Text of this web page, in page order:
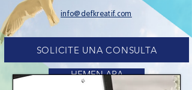
info@defkreatif.com
SOLICITE UNA CONSULTA
HEMEN ARA